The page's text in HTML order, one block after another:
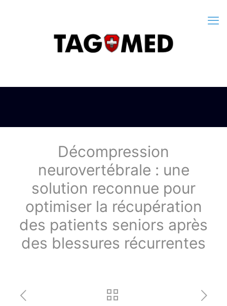
Décompression
neurovertébrale : une
solution reconnue pour
optimiser la récupération
des patients seniors après
des blessures récurrentes